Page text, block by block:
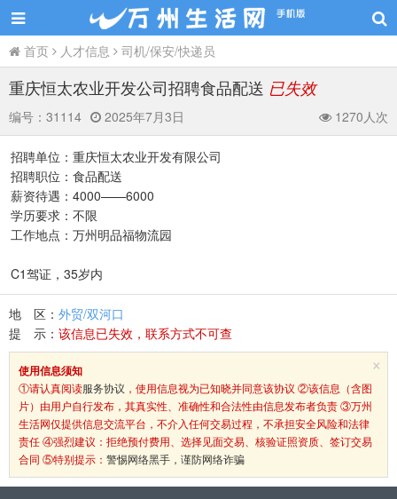
首页 人才信息 司机/保安/快递员
重庆恒太农业开发公司招聘食品配送 已失效
编号： 31114 2025年7月3日 1270人次
招聘单位：重庆恒太农业开发有限公司
招聘职位：食品配送
薪资待遇：4000——6000
学历要求：不限
工作地点：万州明品福物流园
C1驾证，35岁内
地 区： 外贸/双河口
提 示： 该信息已失效，联系方式不可查
×
使用信息须知
①请认真阅读服务协议 ，使用信息视为已知晓并同意该协议 ②该信息（含图
片）由用户自行发布，其真实性、准确性和合法性由信息发布者负责 ③万州
生活网仅提供信息交流平台，不介入任何交易过程，不承担安全风险和法律
责任 ④强烈建议：拒绝预付费用、选择见面交易、核验证照资质、签订交易
合同 ⑤特别提示： 警惕网络黑手，谨防网络诈骗